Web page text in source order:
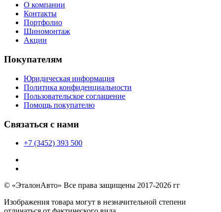
О компании
Контакты
Портфолио
Шиномонтаж
Акции
Покупателям
Юридическая информация
Политика конфиденциальности
Пользовательское соглашение
Помощь покупателю
Связаться с нами
+7 (3452) 393 500
© «ЭталонАвто» Все права защищены 2017-2026 гг
Изображения товара могут в незначительной степени